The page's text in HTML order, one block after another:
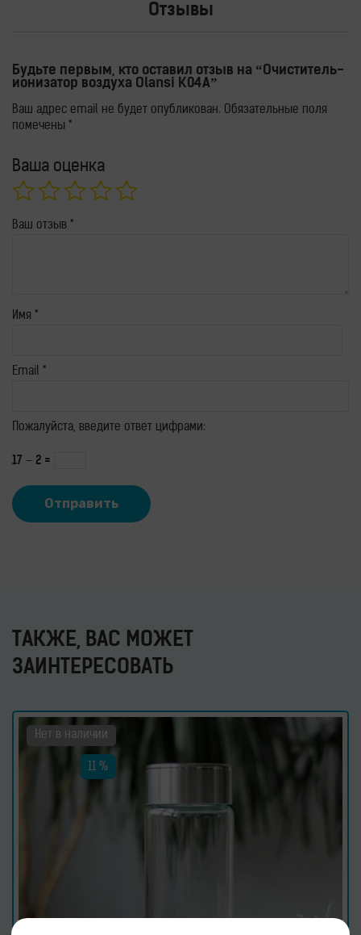
Отзывы
Будьте первым, кто оставил отзыв на “Очиститель-
ионизатор воздуха Olansi K04A”
Ваш адрес email не будет опубликован. Обязательные поля
помечены *
Ваша оценка
Ваш отзыв *
Имя *
Email *
Пожалуйста, введите ответ цифрами:
17 − 2 =
ТАКЖЕ, ВАС МОЖЕТ
ЗАИНТЕРЕСОВАТЬ
Нет в наличии
11 %